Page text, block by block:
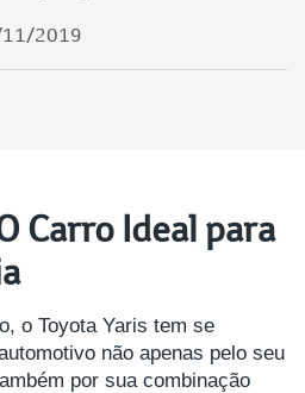
11/2019
Carro Ideal para
o Toyota Yaris tem se
não apenas pelo seu
por sua combinação